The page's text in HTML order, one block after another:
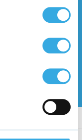
Abonneer